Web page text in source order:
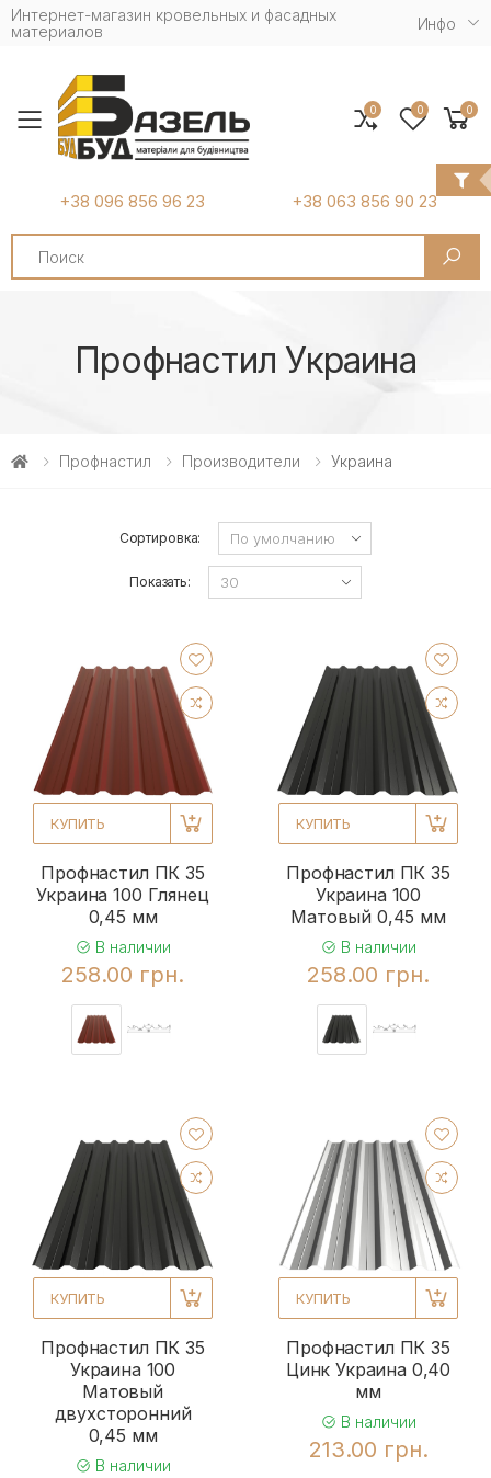
Интернет-магазин кровельных и фасадных
материалов
Инфо
Toggle mobile menu
+38 096 856 96 23 +38 063 856 90 23
Search
0 0 0
Профнастил Украина
Профнастил Производители Украина
Сортировка:
Показать:
КУПИТЬ
Профнастил ПК 35
Украина 100 Глянец
0,45 мм
В наличии
258.00 грн.
КУПИТЬ
Профнастил ПК 35
Украина 100
Матовый 0,45 мм
В наличии
258.00 грн.
КУПИТЬ
Профнастил ПК 35
Украина 100
Матовый
двухсторонний
0,45 мм
В наличии
КУПИТЬ
Профнастил ПК 35
Цинк Украина 0,40
мм
В наличии
213.00 грн.